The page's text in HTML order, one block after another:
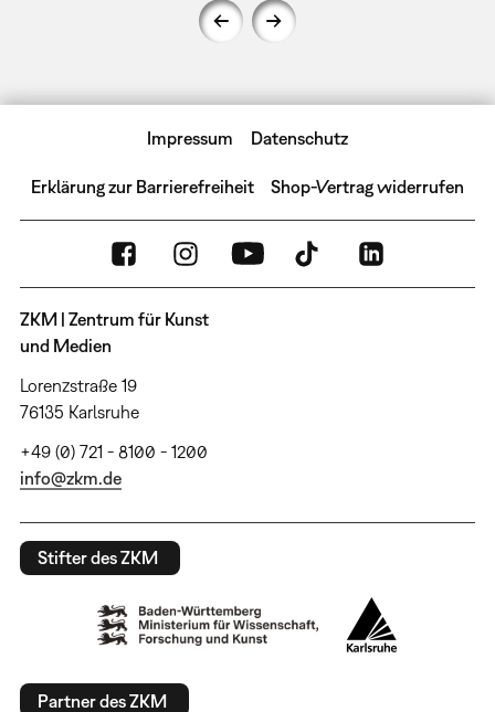
Impressum Datenschutz
Erklärung zur Barrierefreiheit Shop-Vertrag widerrufen
ZKM | Zentrum für Kunst
und Medien
Lorenzstraße 19
76135 Karlsruhe
+49 (0) 721 - 8100 - 1200
info@zkm.de
Stifter des ZKM
Partner des ZKM